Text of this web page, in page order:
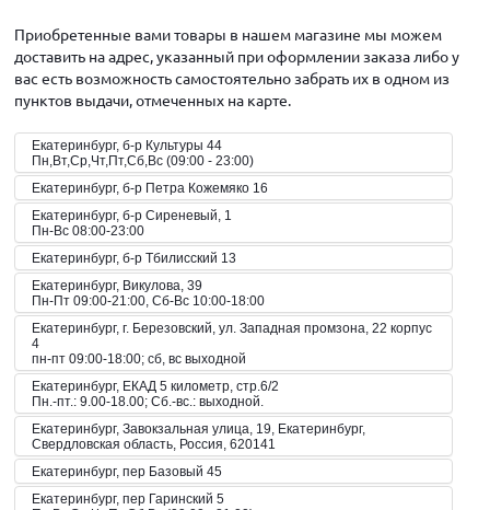
Приобретенные вами товары в нашем магазине мы можем
доставить на адрес, указанный при оформлении заказа либо у
вас есть возможность самостоятельно забрать их в одном из
пунктов выдачи, отмеченных на карте.
Екатеринбург, б-р Культуры 44
Пн,Вт,Ср,Чт,Пт,Сб,Вс (09:00 - 23:00)
Екатеринбург, б-р Петра Кожемяко 16
Екатеринбург, б-р Сиреневый, 1
Пн-Вс 08:00-23:00
Екатеринбург, б-р Тбилисский 13
Екатеринбург, Викулова, 39
Пн-Пт 09:00-21:00, Сб-Вс 10:00-18:00
Екатеринбург, г. Березовский, ул. Западная промзона, 22 корпус
4
пн-пт 09:00-18:00; сб, вс выходной
Екатеринбург, ЕКАД 5 километр, стр.6/2
Пн.-пт.: 9.00-18.00; Сб.-вс.: выходной.
Екатеринбург, Завокзальная улица, 19, Екатеринбург,
Свердловская область, Россия, 620141
Екатеринбург, пер Базовый 45
Екатеринбург, пер Гаринский 5